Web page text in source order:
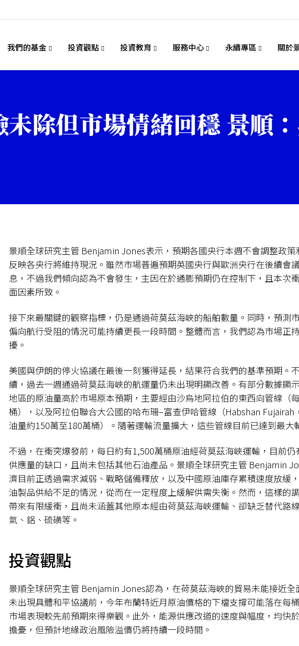
我們的基金 投資觀點 投資教育 服務中心 永續專區 關於
未除但市場情緒回穩 景順
景順全球研究主管 Benjamin Jones表示，預期各國央行本週不會調整政
反映各央行將維持現況。雖然市場普遍預期英國央行與歐洲央行在後續會
息，不過我們傾向認為不會發生，主因在於通膨預期仍在控制下，且本次
面因素所致。
接下來最關鍵的觀察指標，仍是通過荷莫茲海峽的船舶數量。同時，預測
偏向航行受阻的情況可能持續更長一段時間。整體而言，我們認為市場正
擾。
美國與伊朗的停火協議在最後一刻獲得延長，結果符合我們的基準預期。
續，過去一週通過荷莫茲海峽的航運量仍未出現明顯改善。有部分數據顯
地區的原油量高於市場原本預期，主要經由沙烏地阿拉伯的東西向管線（
桶），以及阿拉伯聯合大公國的哈布珊–富查伊哈管線（Habshan Fujairah
油量約150萬至180萬桶）。隨著運輸流量擴大，這些管線目前已達到最大
不過，在衝突爆發前，每日約有1,500萬桶原油經荷莫茲海峽運輸，目前
供應量的缺口，且尚未包括其他石油產品。景順全球研究主管 Benjamin
濟目前正透過需求減弱、戰略儲備釋放，以及中國原油庫存累積速度放緩
油製品供給不足的情況，從而在一定程度上緩解供需失衡。然而，這樣的
帶來有限緩衝，且尚未涵蓋其他原本經由荷莫茲海峽運輸、卻缺乏替代路
氣、鋁、硫磺等。
投資觀點
景順全球研究主管 Benjamin Jones認為，在荷莫茲海峽的貿易未能接近
未出現具體和平協議前，今年布蘭特近月原油價格的下檔支撐可能落在每
市場表現較先前預期來得樂觀。此外，能源供應改道的速度與幅度，均快
擔憂，但預計地緣政治風險溢價仍將持續一段時間。